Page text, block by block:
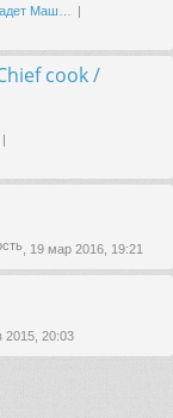
Маш…
cook /
, 19 мар 2016, 19:21
2015, 20:03